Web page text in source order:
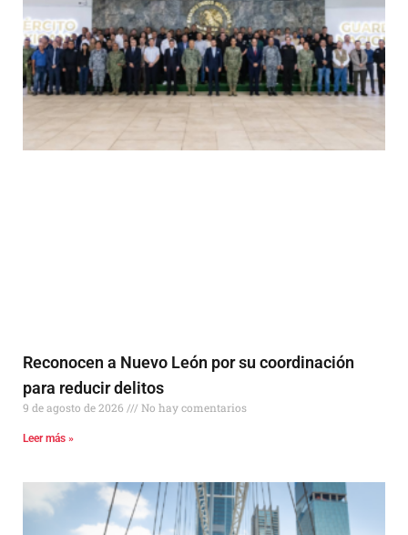
Reconocen a Nuevo León por su coordinación
para reducir delitos
9 de agosto de 2026 No hay comentarios
Leer más »